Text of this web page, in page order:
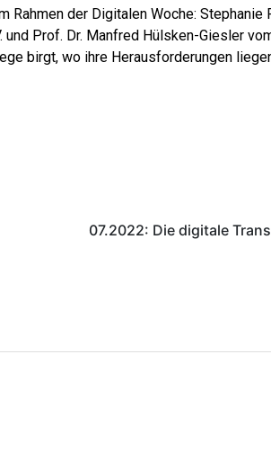
der Digitalen Woche: Stephanie
Prof. Dr. Manfred Hülsken-Giesler
birgt, wo ihre Herausforderungen
07.2022: Die digitale